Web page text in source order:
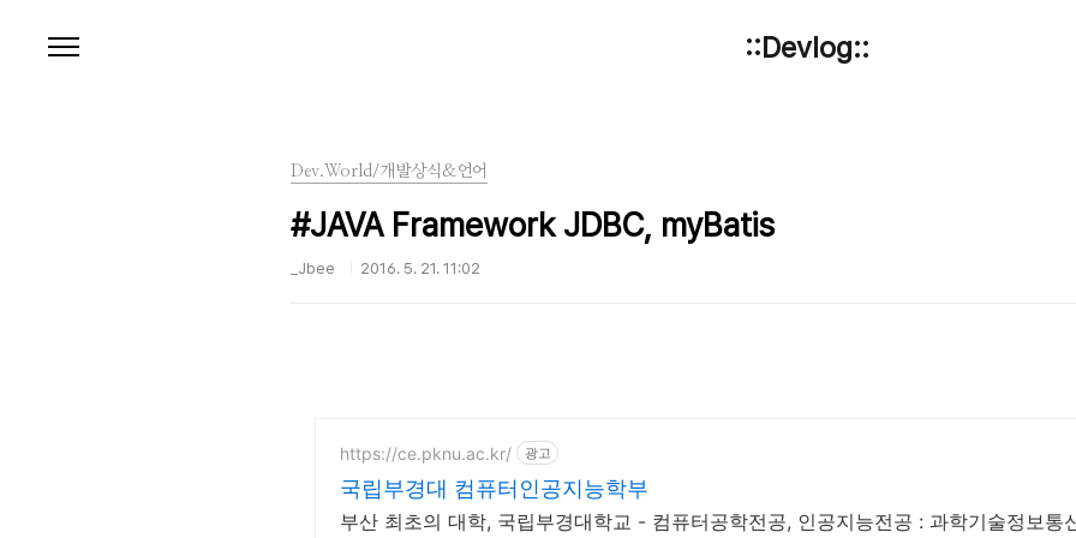
::Devlog::
Dev.World/개발상식&언어
#JAVA Framework JDBC, myBatis
_Jbee 2016. 5. 21. 11:02
https://ce.pknu.ac.kr/ 광고
국립부경대 컴퓨터인공지능학부
부산 최초의 대학, 국립부경대학교 - 컴퓨터공학전공, 인공지능전공 : 과학기술정보통